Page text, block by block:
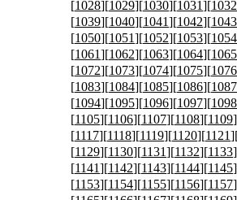
[1028][1029][1030][1031][1032
[1039][1040][1041][1042][1043
[1050][1051][1052][1053][1054
[1061][1062][1063][1064][1065
[1072][1073][1074][1075][1076
[1083][1084][1085][1086][1087
[1094][1095][1096][1097][1098
[1105][1106][1107][1108][1109
[1117][1118][1119][1120][1121
[1129][1130][1131][1132][1133
[1141][1142][1143][1144][1145
[1153][1154][1155][1156][1157